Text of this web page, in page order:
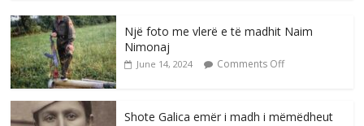
Një foto me vlerë e të madhit Naim
Nimonaj
June 14, 2024 Comments Off
Shote Galica emër i madh i mëmëdheut